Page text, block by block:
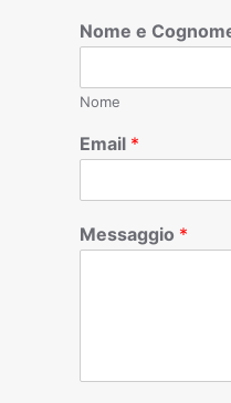
Nome e
Nome
Email *
Messaggio *